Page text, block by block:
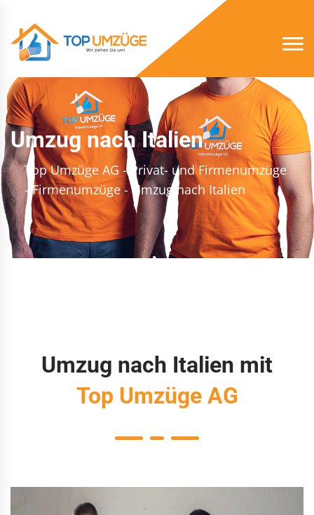
Umzug nach Italien
Top Umzüge AG - Privat- und Firmenumzüge
- Firmenumzüge - Umzug nach Italien
Umzug nach Italien mit
Top Umzüge AG